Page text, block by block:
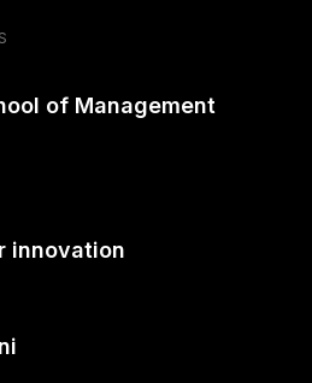
of Management
innovation